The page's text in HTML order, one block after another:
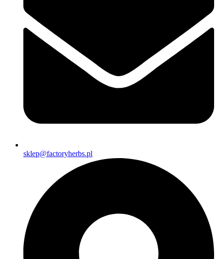
sklep@factoryherbs.pl